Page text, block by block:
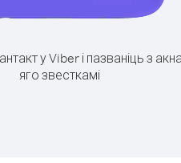
у Viber і пазваніць з
яго звесткамі